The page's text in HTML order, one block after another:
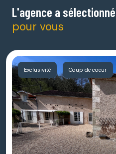
L'agence a sélectionné
pour vous
Exclusivité Coup de coeur